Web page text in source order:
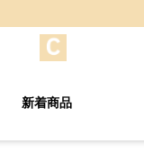
新着商品